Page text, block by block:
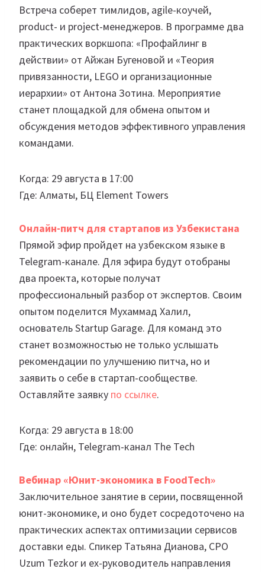
Встреча соберет тимлидов, agile-коучей,
product- и project-менеджеров. В программе два
практических воркшопа: «Профайлинг в
действии» от Айжан Бугеновой и «Теория
привязанности, LEGO и организационные
иерархии» от Антона Зотина. Мероприятие
станет площадкой для обмена опытом и
обсуждения методов эффективного управления
командами.
Когда: 29 августа в 17:00
Где: Алматы, БЦ Element Towers
Онлайн-питч для стартапов из Узбекистана
Прямой эфир пройдет на узбекском языке в
Telegram-канале. Для эфира будут отобраны
два проекта, которые получат
профессиональный разбор от экспертов. Своим
опытом поделится Мухаммад Халил,
основатель Startup Garage. Для команд это
станет возможностью не только услышать
рекомендации по улучшению питча, но и
заявить о себе в стартап-сообществе.
Оставляйте заявку по ссылке.
Когда: 29 августа в 18:00
Где: онлайн, Telegram-канал The Tech
Вебинар «Юнит-экономика в FoodTech»
Заключительное занятие в серии, посвященной
юнит-экономике, и оно будет сосредоточено на
практических аспектах оптимизации сервисов
доставки еды. Спикер Татьяна Дианова, CPO
Uzum Tezkor и ex-руководитель направления